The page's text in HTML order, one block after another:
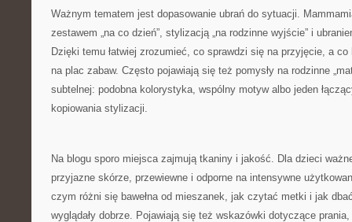
Ważnym tematem jest dopasowanie ubrań do sytuacji.
zestawem „na co dzień”, stylizacją „na rodzinne wyjście” i
Dzięki temu łatwiej zrozumieć, co sprawdzi się na przyjęcie, a
na plac zabaw. Często pojawiają się też pomysły na rodzinne
subtelnej: podobna kolorystyka, wspólny motyw albo jeden
kopiowania stylizacji.
Na blogu sporo miejsca zajmują tkaniny i jakość. Dla dzieci
przyjazne skórze, przewiewne i odporne na intensywne
czym różni się bawełna od mieszanek, jak czytać metki i jak
wyglądały dobrze. Pojawiają się też wskazówki dotyczące